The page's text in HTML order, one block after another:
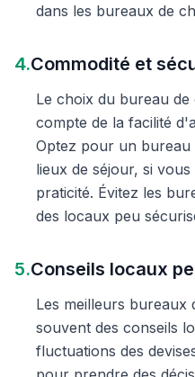
dans les bureaux de
4.Commodité et
Le choix du bureau de
compte de la facilité
Optez pour un bureau
lieux de séjour, si
praticité. Évitez les
des locaux peu
5.Conseils locaux
Les meilleurs
souvent des conseils
fluctuations des